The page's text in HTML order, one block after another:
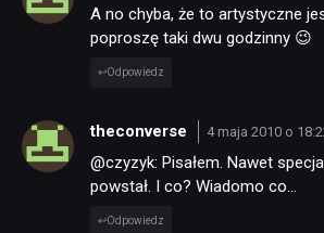
A no chyba, że to artystyczne
poproszę taki dwu godzinny 😉
Odpowiedz
theconverse 4 maja 2010 o
@czyzyk: Pisałem. Nawet
powstał. I co? Wiadomo co…
Odpowiedz